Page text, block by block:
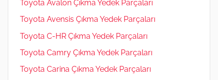
Toyota Avalon Çıkma Yedek Parçaları
Toyota Avensis Çıkma Yedek Parçaları
Toyota C-HR Çıkma Yedek Parçaları
Toyota Camry Çıkma Yedek Parçaları
Toyota Carina Çıkma Yedek Parçaları